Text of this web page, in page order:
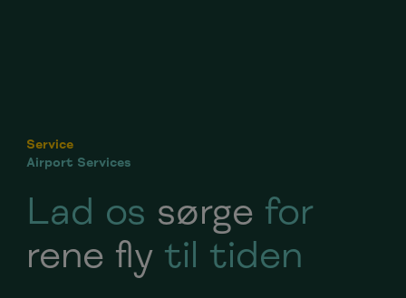
Service
Airport Services
Lad os sørge for
rene fly til tiden